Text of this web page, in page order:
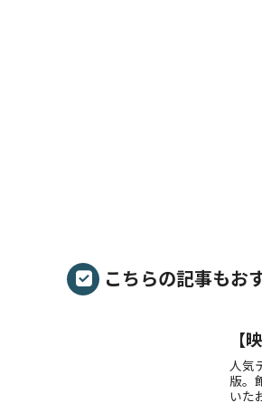
こちらの記事もお
【
人気
版。
いた